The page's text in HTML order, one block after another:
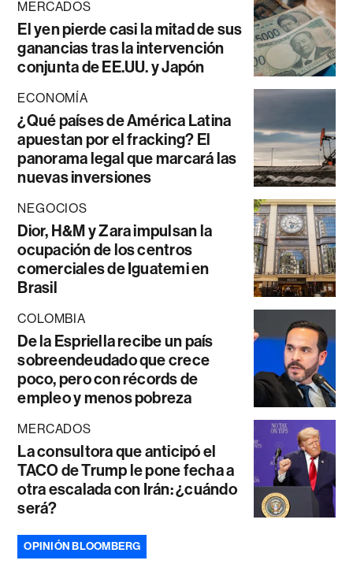
MERCADOS
El yen pierde casi la mitad de sus
ganancias tras la intervención
conjunta de EE.UU. y Japón
ECONOMÍA
¿Qué países de América Latina
apuestan por el fracking? El
panorama legal que marcará las
nuevas inversiones
NEGOCIOS
Dior, H&M y Zara impulsan la
ocupación de los centros
comerciales de Iguatemi en
Brasil
COLOMBIA
De la Espriella recibe un país
sobreendeudado que crece
poco, pero con récords de
empleo y menos pobreza
MERCADOS
La consultora que anticipó el
TACO de Trump le pone fecha a
otra escalada con Irán: ¿cuándo
será?
OPINIÓN BLOOMBERG